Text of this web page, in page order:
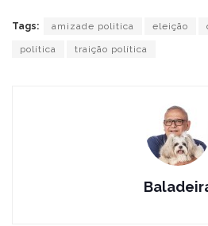
Tags: amizade politica eleição
política traição política